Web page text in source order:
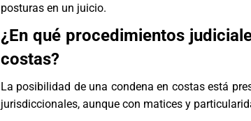
posturas en un juicio.
¿En qué procedimientos
costas?
La posibilidad de una condena en costas está
jurisdiccionales, aunque con matices y